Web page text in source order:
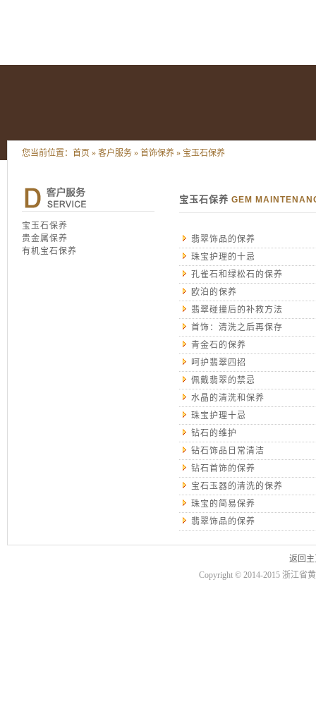
您当前位置： 首页 » 客户服务 » 首饰保养 » 宝玉石保养
宝玉石保养
贵金属保养
有机宝石保养
宝玉石保养 GEM
翡翠饰品的保养
珠宝护理的十忌
孔雀石和绿松石的保养
欧泊的保养
翡翠碰撞后的补救方法
首饰：清洗之后再保存
青金石的保养
呵护翡翠四招
佩戴翡翠的禁忌
水晶的清洗和保养
珠宝护理十忌
钻石的维护
钻石饰品日常清洁
钻石首饰的保养
宝石玉器的清洗的保养
珠宝的简易保养
翡翠饰品的保养
返回
Copyright © 2014-2015 浙江省